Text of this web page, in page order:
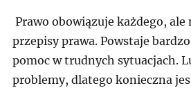
Prawo obowiązuje każdego,
przepisy prawa. Powstaje
pomoc w trudnych sytuacjach.
problemy, dlatego konieczna